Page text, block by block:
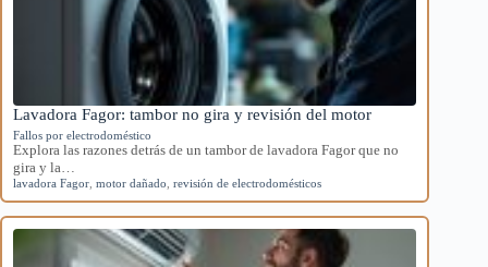
Lavadora Fagor: tambor no gira y revisión del motor
Fallos por electrodoméstico
Explora las razones detrás de un tambor de lavadora Fagor que no
gira y la…
lavadora Fagor motor dañado revisión de electrodomésticos